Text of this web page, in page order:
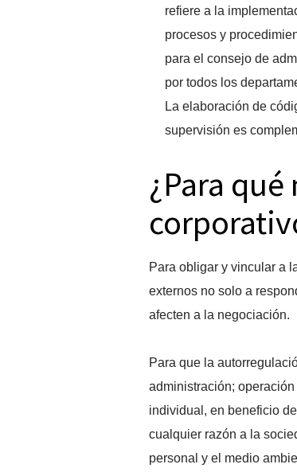
refiere a la
procesos y
para el consejo de
por todos los
La elaboración de
supervisión es
¿Para
Para obligar y vincular a
externos no solo a
afecten a la negociación.
Para que la
administración;
individual, en beneficio
cualquier razón a la
personal y el medio